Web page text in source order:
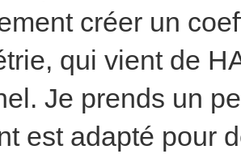
créer un
qui vient de
Je prends un
est adapté pour